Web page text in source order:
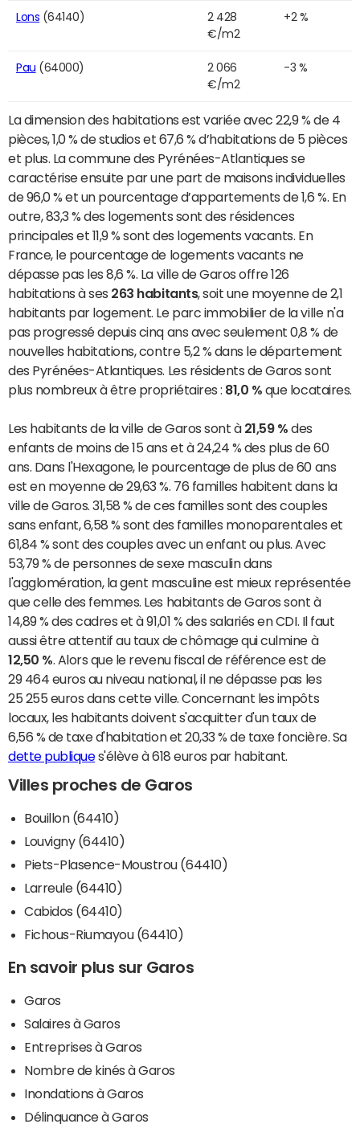
Lons (64140)
2 428
€/m2
+2 %
Pau (64000)
2 066
€/m2
-3 %
La dimension des habitations est variée avec 22,9 % de 4
pièces, 1,0 % de studios et 67,6 % d’habitations de 5 pièces
et plus. La commune des Pyrénées-Atlantiques se
caractérise ensuite par une part de maisons individuelles
de 96,0 % et un pourcentage d’appartements de 1,6 %. En
outre, 83,3 % des logements sont des résidences
principales et 11,9 % sont des logements vacants. En
France, le pourcentage de logements vacants ne
dépasse pas les 8,6 %. La ville de Garos offre 126
habitations à ses 263 habitants, soit une moyenne de 2,1
habitants par logement. Le parc immobilier de la ville n'a
pas progressé depuis cinq ans avec seulement 0,8 % de
nouvelles habitations, contre 5,2 % dans le département
des Pyrénées-Atlantiques. Les résidents de Garos sont
plus nombreux à être propriétaires : 81,0 % que locataires.
Les habitants de la ville de Garos sont à 21,59 % des
enfants de moins de 15 ans et à 24,24 % des plus de 60
ans. Dans l'Hexagone, le pourcentage de plus de 60 ans
est en moyenne de 29,63 %. 76 familles habitent dans la
ville de Garos. 31,58 % de ces familles sont des couples
sans enfant, 6,58 % sont des familles monoparentales et
61,84 % sont des couples avec un enfant ou plus. Avec
53,79 % de personnes de sexe masculin dans
l'agglomération, la gent masculine est mieux représentée
que celle des femmes. Les habitants de Garos sont à
14,89 % des cadres et à 91,01 % des salariés en CDI. Il faut
aussi être attentif au taux de chômage qui culmine à
12,50 % . Alors que le revenu fiscal de référence est de
29 464 euros au niveau national, il ne dépasse pas les
25 255 euros dans cette ville. Concernant les impôts
locaux, les habitants doivent s'acquitter d'un taux de
6,56 % de taxe d'habitation et 20,33 % de taxe foncière. Sa
dette publiques'élève à 618 euros par habitant.
Villes proches de Garos
Bouillon (64410)
Louvigny (64410)
Piets-Plasence-Moustrou (64410)
Larreule (64410)
Cabidos (64410)
Fichous-Riumayou (64410)
En savoir plus sur Garos
Garos
Salaires à Garos
Entreprises à Garos
Nombre de kinés à Garos
Inondations à Garos
Délinquance à Garos